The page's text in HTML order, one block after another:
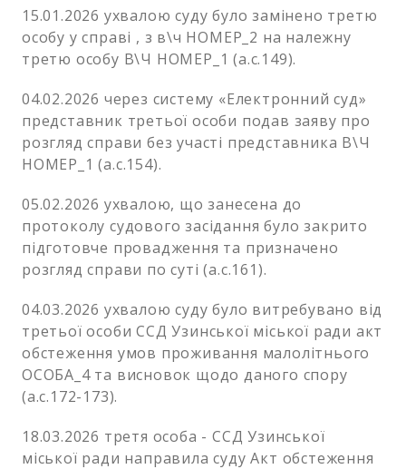
15.01.2026 ухвалою суду було замінено третю
особу у справі , з в\ч НОМЕР_2 на належну
третю особу В\Ч НОМЕР_1 (а.с.149).
04.02.2026 через систему «Електронний суд»
представник третьої особи подав заяву про
розгляд справи без участі представника В\Ч
НОМЕР_1 (а.с.154).
05.02.2026 ухвалою, що занесена до
протоколу судового засідання було закрито
підготовче провадження та призначено
розгляд справи по суті (а.с.161).
04.03.2026 ухвалою суду було витребувано від
третьої особи ССД Узинської міської ради акт
обстеження умов проживання малолітнього
ОСОБА_4 та висновок щодо даного спору
(а.с.172-173).
18.03.2026 третя особа - ССД Узинської
міської ради направила суду Акт обстеження